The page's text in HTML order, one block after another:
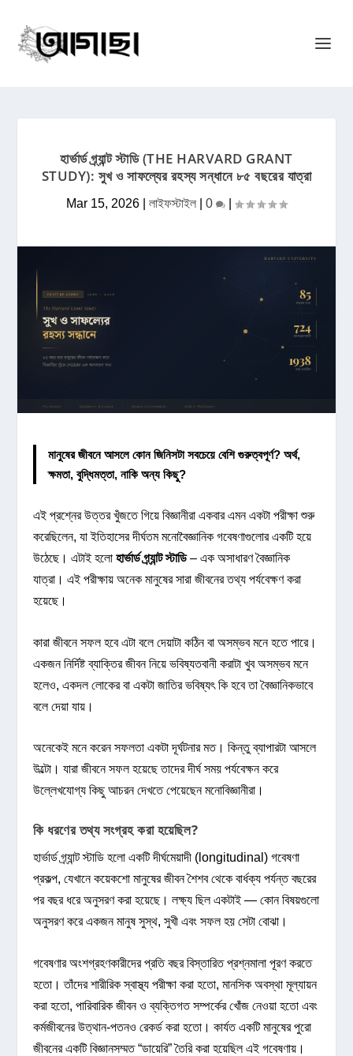
হার্ভার্ড গ্র্যান্ট স্টাডি (THE HARVARD GRANT
STUDY): সুখ ও সাফল্যের রহস্য সন্ধানে ৮৫ বছরের যাত্রা
Mar 15, 2026 লাইফস্টাইল 0
মানুষের জীবনে আসলে কোন জিনিসটা সবচেয়ে বেশি গুরুত্বপূর্ণ? অর্থ,
ক্ষমতা, বুদ্ধিমত্তা, নাকি অন্য কিছু?
এই প্রশ্নের উত্তর খুঁজতে গিয়ে বিজ্ঞানীরা একবার এমন একটা পরীক্ষা শুরু
করেছিলেন, যা ইতিহাসের দীর্ঘতম মনোবৈজ্ঞানিক গবেষণাগুলোর একটি হয়ে
উঠেছে। এটাই হলোহার্ভার্ড গ্র্যান্ট স্টাডি– এক অসাধারণ বৈজ্ঞানিক
যাত্রা। এই পরীক্ষায় অনেক মানুষের সারা জীবনের তথ্য পর্যবেক্ষণ করা
হয়েছে।
কারা জীবনে সফল হবে এটা বলে দেয়াটা কঠিন বা অসম্ভব মনে হতে পারে।
একজন নির্দিষ্ট ব্যাক্তির জীবন নিয়ে ভবিষ্যতবানী করাটা খুব অসম্ভব মনে
হলেও, একদল লোকের বা একটা জাতির ভবিষ্যৎ কি হবে তা বৈজ্ঞানিকভাবে
বলে দেয়া যায়।
অনেকেই মনে করেন সফলতা একটা দূর্ঘটনার মত। কিন্তু ব্যাপারটা আসলে
উল্টো। যারা জীবনে সফল হয়েছে তাদের দীর্ঘ সময় পর্যবেক্ষন করে
উল্লেখযোগ্য কিছু আচরন দেখতে পেয়েছেন মনোবিজ্ঞানীরা।
কি ধরণের তথ্য সংগ্রহ করা হয়েছিল?
হার্ভার্ড গ্র্যান্ট স্টাডি হলো একটি দীর্ঘমেয়াদী (longitudinal) গবেষণা
প্রকল্প, যেখানে কয়েকশো মানুষের জীবন শৈশব থেকে বার্ধক্য পর্যন্ত বছরের
পর বছর ধরে অনুসরণ করা হয়েছে। লক্ষ্য ছিল একটাই — কোন বিষয়গুলো
অনুসরণ করে একজন মানুষ সুস্থ, সুখী এবং সফল হয় সেটা বোঝা।
গবেষণার অংশগ্রহণকারীদের প্রতি বছর বিস্তারিত প্রশ্নমালা পূরণ করতে
হতো। তাঁদের শারীরিক স্বাস্থ্য পরীক্ষা করা হতো, মানসিক অবস্থা মূল্যায়ন
করা হতো, পারিবারিক জীবন ও ব্যক্তিগত সম্পর্কের খোঁজ নেওয়া হতো এবং
কর্মজীবনের উত্থান-পতনও রেকর্ড করা হতো। কার্যত একটি মানুষের পুরো
জীবনের একটি বিজ্ঞানসম্মত “ডায়েরি” তৈরি করা হয়েছিল এই গবেষণায়।